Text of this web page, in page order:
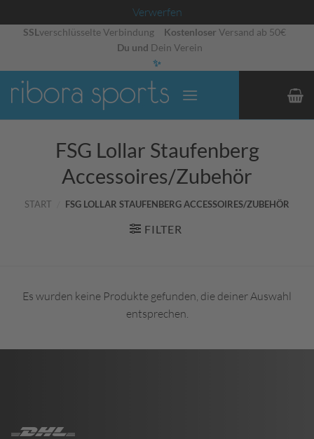
Verwerfen
springen
SSL verschlüsselte Verbindung Kostenloser Versand ab 50€
Du und Dein Verein
✨
FSG Lollar Staufenberg
Accessoires/Zubehör
START FSG LOLLAR STAUFENBERG ACCESSOIRES/ZUBEHÖR
FILTER
Es wurden keine Produkte gefunden, die deiner Auswahl
entsprechen.